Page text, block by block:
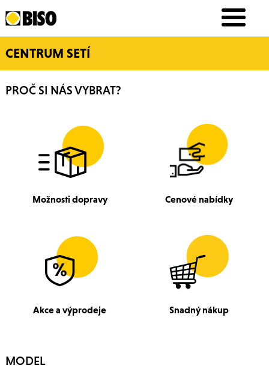
CENTRUM SETÍ
PROČ SI NÁS VYBRAT?
Možnosti dopravy Cenové nabídky
Akce a výprodeje Snadný nákup
MODEL